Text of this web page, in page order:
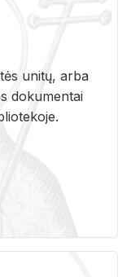
unitų, arba
dokumentai